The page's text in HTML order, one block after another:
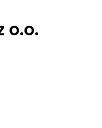
o.o.